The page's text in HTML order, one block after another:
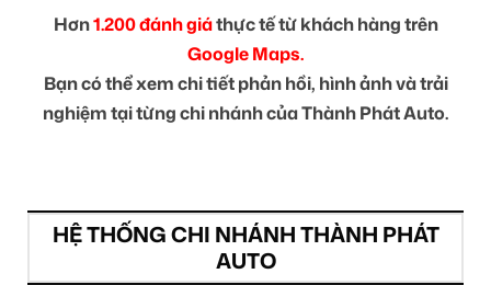
Hơn1.200 đánh giáthực tế từ khách hàng trên
Google Maps.
Bạn có thể xem chi tiết phản hồi, hình ảnh và trải
nghiệm tại từng chi nhánh của Thành Phát Auto.
HỆ THỐNG CHI NHÁNH THÀNH PHÁT
AUTO